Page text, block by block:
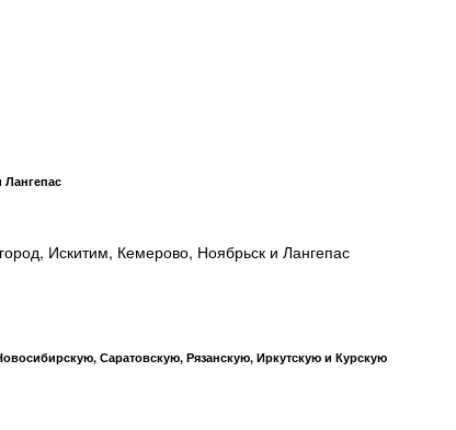
Искитим, Кемерово, Ноябрьск и Лангепас
Саратовскую, Рязанскую, Иркутскую и Курскую